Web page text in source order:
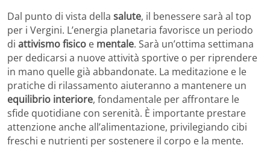
Dal punto di vista della salute, il benessere sarà al top
per i Vergini. L’energia planetaria favorisce un periodo
di attivismo fisico e mentale. Sarà un’ottima settimana
per dedicarsi a nuove attività sportive o per riprendere
in mano quelle già abbandonate. La meditazione e le
pratiche di rilassamento aiuteranno a mantenere un
equilibrio interiore, fondamentale per affrontare le
sfide quotidiane con serenità. È importante prestare
attenzione anche all’alimentazione, privilegiando cibi
freschi e nutrienti per sostenere il corpo e la mente.